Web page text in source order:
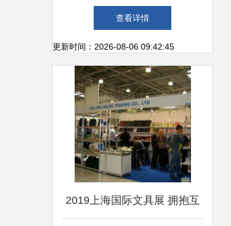
融产业大会花落上海，风控议
题成焦点
查看详情
更新时间：2026-08-06 09:42:45
2019上海国际文具展 拥抱互